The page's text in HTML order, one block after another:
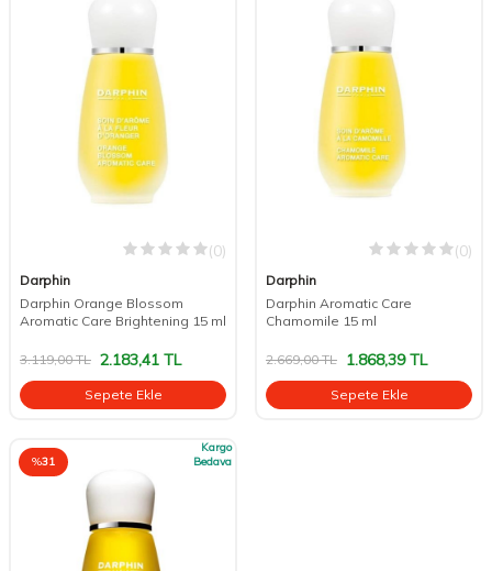
(0)
Darphin
Darphin Orange Blossom
Aromatic Care Brightening 15 ml
3.119,00TL 2.183,41 TL
Sepete Ekle
(0)
Darphin
Darphin Aromatic Care
Chamomile 15 ml
2.669,00TL 1.868,39TL
Sepete Ekle
%31
Kargo
Bedava